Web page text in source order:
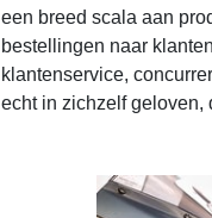
een breed scala aan
bestellingen naar
klantenservice,
echt in zichzelf geloven,